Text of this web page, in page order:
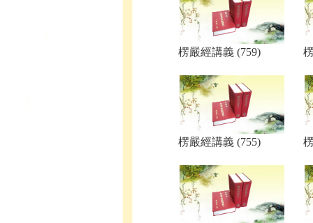
楞嚴經講義 (759)
楞嚴經講義 (755)